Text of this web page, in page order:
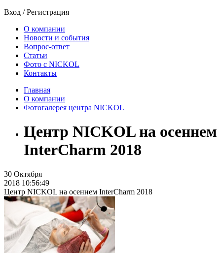
Вход /Регистрация
О компании
Новости и события
Вопрос-ответ
Статьи
Фото с NICKOL
Контакты
Главная
О компании
Фотогалерея центра NICKOL
Центр NICKOL на осеннем
InterCharm 2018
30 Октября
2018 10:56:49
Центр NICKOL на осеннем InterCharm 2018